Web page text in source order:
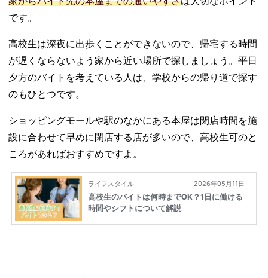
です。
高校生は深夜に出歩くことができないので、帰宅する時間
が遅くならないよう家から近い場所で探しましょう。平日
夕方のバイトを考えている人は、学校からの帰り道で探す
のもひとつです。
ショッピングモールや駅のなかにある本屋は閉店時間を施
設に合わせて早めに閉店する店が多いので、高校生可のと
ころがあればおすすめですよ。